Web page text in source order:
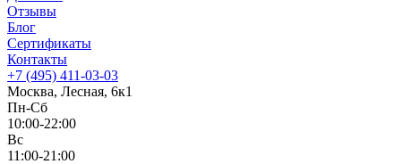
Отзывы
Блог
Сертификаты
Контакты
+7 (495) 411-03-03
Москва, Лесная, 6к1
Пн-Сб
10:00-22:00
Вс
11:00-21:00